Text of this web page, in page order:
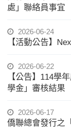
處」聯絡員事宜
2026-06-24
【活動公告】
2026-06-22
【公告】114學
學金」審核結果
2026-06-17
僑聯總會發行之